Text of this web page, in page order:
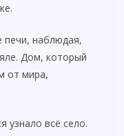
печи, наблюдая,
Дом, который
от мира,
узнало всё село.